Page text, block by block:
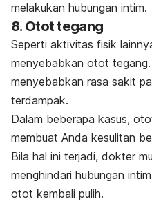
melakukan hubungan intim.
8. Otot tegang
Seperti aktivitas fisik
menyebabkan otot
menyebabkan rasa sakit
terdampak.
Dalam beberapa kasus,
membuat Anda kesulitan
Bila hal ini terjadi, dokter
menghindari hubungan
otot kembali pulih.